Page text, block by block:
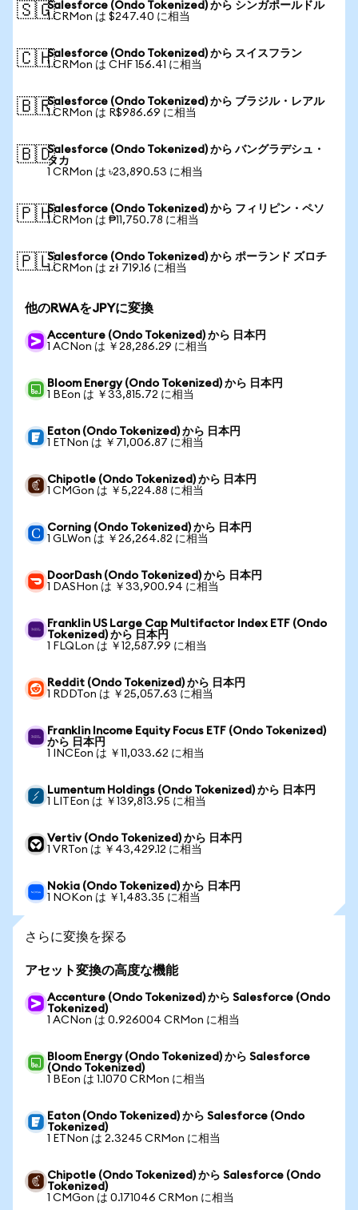
🇸🇬Salesforce (Ondo Tokenized) から シンガポールドル
1 CRMon は $247.40 に相当
🇨🇭Salesforce (Ondo Tokenized) から スイスフラン
1 CRMon は CHF 156.41 に相当
🇧🇷Salesforce (Ondo Tokenized) から ブラジル・レアル
1 CRMon は R$986.69 に相当
🇧🇩Salesforce (Ondo Tokenized) から バングラデシュ・
タカ
1 CRMon は ৳23,890.53 に相当
🇵🇭Salesforce (Ondo Tokenized) から フィリピン・ペソ
1 CRMon は ₱11,750.78 に相当
🇵🇱Salesforce (Ondo Tokenized) から ポーランド ズロチ
1 CRMon は zł 719.16 に相当
他のRWAをJPYに変換
Accenture (Ondo Tokenized) から 日本円
1 ACNon は ￥28,286.29 に相当
Bloom Energy (Ondo Tokenized) から 日本円
1 BEon は ￥33,815.72 に相当
Eaton (Ondo Tokenized) から 日本円
1 ETNon は ￥71,006.87 に相当
Chipotle (Ondo Tokenized) から 日本円
1 CMGon は ￥5,224.88 に相当
Corning (Ondo Tokenized) から 日本円
1 GLWon は ￥26,264.82 に相当
DoorDash (Ondo Tokenized) から 日本円
1 DASHon は ￥33,900.94 に相当
Franklin US Large Cap Multifactor Index ETF (Ondo
Tokenized) から 日本円
1 FLQLon は ￥12,587.99 に相当
Reddit (Ondo Tokenized) から 日本円
1 RDDTon は ￥25,057.63 に相当
Franklin Income Equity Focus ETF (Ondo Tokenized)
から 日本円
1 INCEon は ￥11,033.62 に相当
Lumentum Holdings (Ondo Tokenized) から 日本円
1 LITEon は ￥139,813.95 に相当
Vertiv (Ondo Tokenized) から 日本円
1 VRTon は ￥43,429.12 に相当
Nokia (Ondo Tokenized) から 日本円
1 NOKon は ￥1,483.35 に相当
さらに変換を探る
アセット変換の高度な機能
Accenture (Ondo Tokenized) から Salesforce (Ondo
Tokenized)
1 ACNon は 0.926004 CRMon に相当
Bloom Energy (Ondo Tokenized) から Salesforce
(Ondo Tokenized)
1 BEon は 1.1070 CRMon に相当
Eaton (Ondo Tokenized) から Salesforce (Ondo
Tokenized)
1 ETNon は 2.3245 CRMon に相当
Chipotle (Ondo Tokenized) から Salesforce (Ondo
Tokenized)
1 CMGon は 0.171046 CRMon に相当